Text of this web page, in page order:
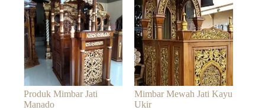
Produk Mimbar Jati
Manado
Mimbar Mewah Jati Kayu
Ukir